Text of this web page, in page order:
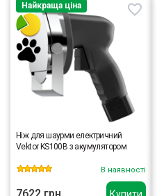
Найкраща ціна
Ніж для шаурми електричний
Vektor KS100B з акумулятором
В наявності